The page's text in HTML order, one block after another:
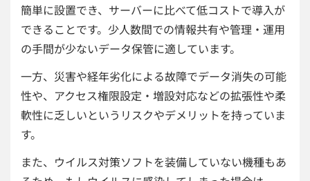
簡単に設置でき、サーバーに比べて低コストで導入が
できることです。少人数間での情報共有や管理・運用
の手間が少ないデータ保管に適しています。
一方、災害や経年劣化による故障でデータ消失の可能
性や、アクセス権限設定・増設対応などの拡張性や柔
軟性に乏しいというリスクやデメリットを持っていま
す。
また、ウイルス対策ソフトを装備していない機種もあ